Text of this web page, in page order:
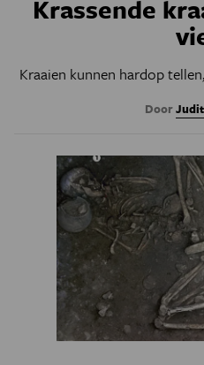
Krassende
Kraaien kunnen hardop
Door